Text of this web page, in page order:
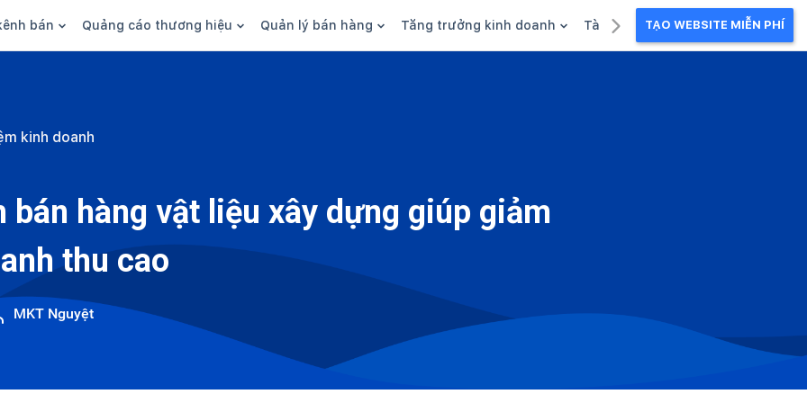
bán
social
sàn
Quảng cáo thương hiệu
SEO
Thương hiệu/Brand
Quản lý bán hàng
Tài chính
Nhân viên
Tăng trưởng kinh doanh Tài liệu kinh doanhTẠO WEBSITE MIỄN PHÍ
kinh doanh
bán hàng vật liệu xây dựng giúp giảm
thu cao
MKT Nguyệt